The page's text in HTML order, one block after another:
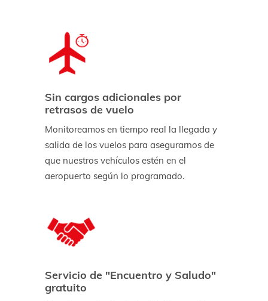
Sin cargos adicionales por
retrasos de vuelo
Monitoreamos en tiempo real la llegada y
salida de los vuelos para asegurarnos de
que nuestros vehículos estén en el
aeropuerto según lo programado.
Servicio de "Encuentro y Saludo"
gratuito